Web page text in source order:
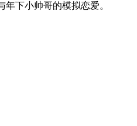
年下小帅哥的模拟恋爱。